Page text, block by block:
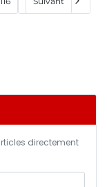
directement